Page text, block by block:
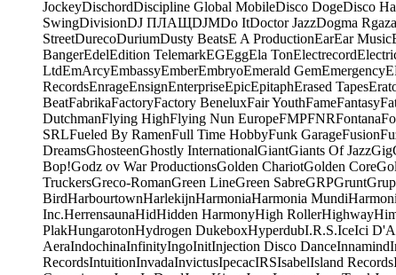
JockeyDischordDiscipline Global MobileDisco DogeDisco
SwingDivisionDJ ПЛАЩDJMDo ItDoctor JazzDogma Rgaza
StreetDurecoDuriumDusty BeatsE A ProductionEarEar Music
BangerEdelEdition TelemarkEGEggEla TonElectrecord
LtdEmArcyEmbassyEmberEmbryoEmerald GemEmergency
RecordsEnrageEnsignEnterpriseEpicEpitaphErased Tapes
BeatFabrikaFactoryFactory BeneluxFair YouthFameFantasy
DutchmanFlying HighFlying Nun EuropeFMPFNRFontana
SRLFueled By RamenFull Time HobbyFunk GarageFusion
DreamsGhosteenGhostly InternationalGiantGiants Of JazzGig
Bop!Godz ov War ProductionsGolden ChariotGolden Core
TruckersGreco-RomanGreen LineGreen SabreGRPGrunt
BirdHarbourtownHarlekijnHarmoniaHarmonia Mundi
Inc.HerrensaunaHidHidden HarmonyHigh RollerHighway
PlakHungarotonHydrogen DukeboxHyperdubI.R.S.IceIci
AeraIndochinaInfinityIngoInitInjection Disco DanceInnamind
RecordsIntuitionInvadaInvictusIpecacIRSIsabelIsland Records